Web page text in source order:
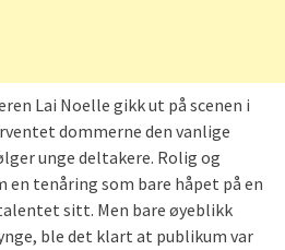
Lai Noelle gikk ut på scenen i
dommerne den vanlige
unge deltakere. Rolig og
en tenåring som bare håpet på en
sitt. Men bare øyeblikk
ble det klart at publikum var